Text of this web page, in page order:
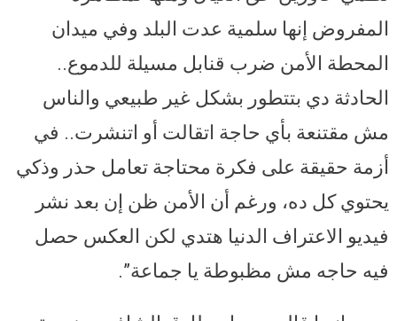
المفروض إنها سلمية عدت البلد وفي ميدان
المحطة الأمن ضرب قنابل مسيلة للدموع..
الحادثة دي بتتطور بشكل غير طبيعي والناس
مش مقتنعة بأي حاجة اتقالت أو اتنشرت.. في
أزمة حقيقة على فكرة محتاجة تعامل حذر وذكي
يحتوي كل ده، ورغم أن الأمن ظن إن بعد نشر
فيديو الاعتراف الدنيا هتدي لكن العكس حصل
فيه حاجه مش مظبوطة يا جماعة”.